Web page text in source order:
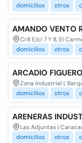
domicilios
otros
AMANDO VENTO
Cr8 E/cl 7 Y 8, El
domicilios
otros
ARCADIO
Zona Industrial I,
domicilios
otros
ARENERAS
Las Adjuntas |
domicilios
otros